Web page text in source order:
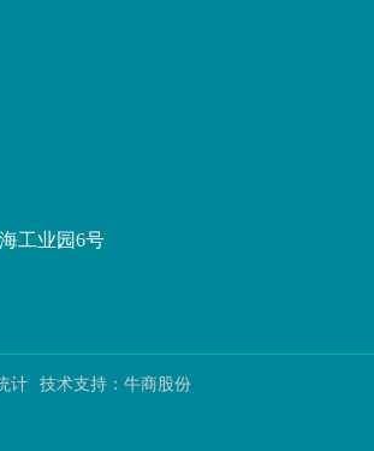
工业园6号
计 技术支持： 牛商股份